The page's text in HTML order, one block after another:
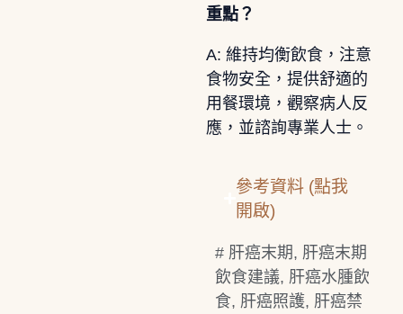
重點？
A: 維持均衡飲食，注意
食物安全，提供舒適的
用餐環境，觀察病人反
應，並諮詢專業人士。
參考資料 (點我
開啟)
# 肝癌末期, 肝癌末期
飲食建議, 肝癌水腫飲
食, 肝癌照護, 肝癌禁